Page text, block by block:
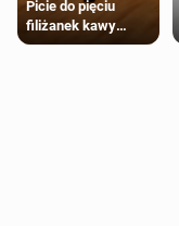
Picie do pięciu
filiżanek kawy
dziennie jest